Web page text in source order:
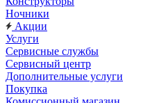
Ночники
Акции
Услуги
Сервисные службы
Сервисный центр
Дополнительные услуги
Покупка